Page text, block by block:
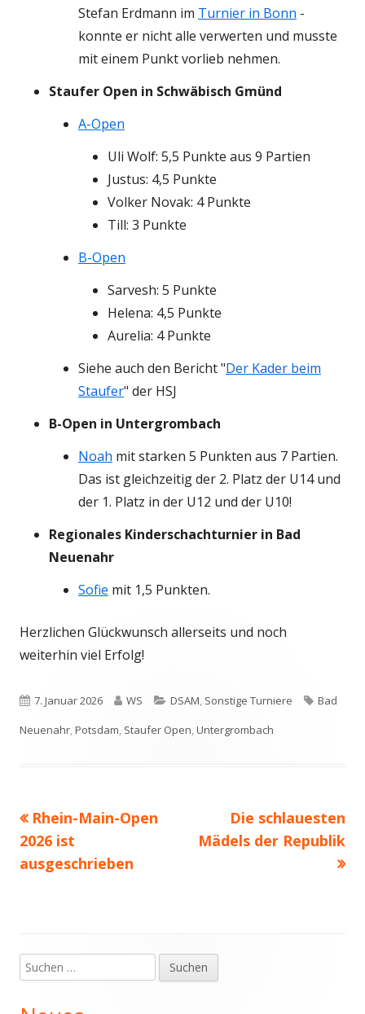
Stefan Erdmann im Turnier in Bonn -
konnte er nicht alle verwerten und musste
mit einem Punkt vorlieb nehmen.
Staufer Open in Schwäbisch Gmünd
A-Open
Uli Wolf: 5,5 Punkte aus 9 Partien
Justus: 4,5 Punkte
Volker Novak: 4 Punkte
Till: 3 Punkte
B-Open
Sarvesh: 5 Punkte
Helena: 4,5 Punkte
Aurelia: 4 Punkte
Siehe auch den Bericht "Der Kader beim
Staufer" der HSJ
B-Open in Untergrombach
Noah mit starken 5 Punkten aus 7 Partien.
Das ist gleichzeitig der 2. Platz der U14 und
der 1. Platz in der U12 und der U10!
Regionales Kinderschachturnier in Bad
Neuenahr
Sofie mit 1,5 Punkten.
Herzlichen Glückwunsch allerseits und noch
weiterhin viel Erfolg!
Veröffentlicht
am
7. Januar 2026 Autor
WS Kategorien
DSAM, Sonstige Turniere
Bad
Neuenahr,Potsdam, Staufer Open,Untergrombach
Beitragsnavigation
Vorheriger
Beitrag:
Rhein-Main-Open
2026 ist
ausgeschrieben
Nächster
Beitrag
Die schlauesten
Mädels der Republik
Haupt-
Seitenleiste
Suchen
nach: